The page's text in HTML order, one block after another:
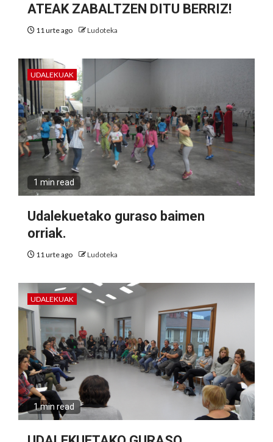
ATEAK ZABALTZEN DITU BERRIZ!
11 urte ago Ludoteka
UDALEKUAK
1 min read
Udalekuetako guraso baimen
orriak.
11 urte ago Ludoteka
UDALEKUAK
1 min read